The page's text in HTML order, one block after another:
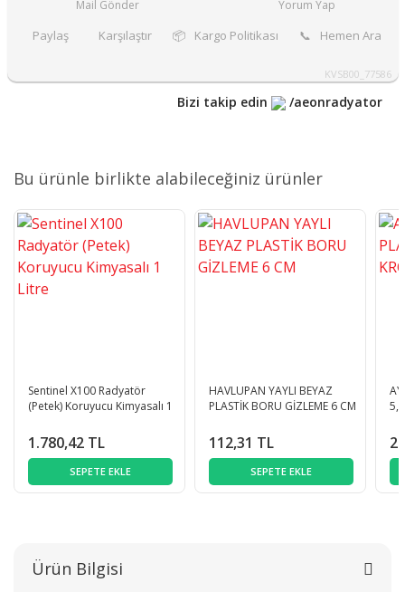
Mail Gönder
Yorum Yap
Paylaş Karşılaştır 📦 Kargo Politikası 📞 Hemen Ara
KVSB00_77586
Bizi takip edin /aeonradyator
Bu ürünle birlikte alabileceğiniz ürünler
Sentinel X100 Radyatör
(Petek) Koruyucu Kimyasalı 1
1.780,42 TL
SEPETE EKLE
HAVLUPAN YAYLI BEYAZ
PLASTİK BORU GİZLEME 6 CM
112,31 TL
SEPETE EKLE
Ürün Bilgisi